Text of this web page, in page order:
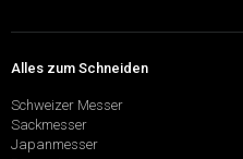
Alles zum Schneiden
Schweizer Messer
Sackmesser
Japanmesser